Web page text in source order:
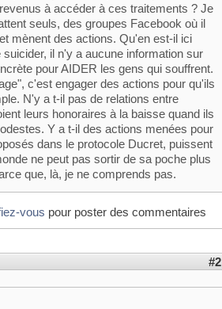
à accéder à ces traitements ? Je
seuls, des groupes Facebook où il
mènent des actions. Qu'en est-il ici
il n'y a aucune information sur
pour AIDER les gens qui souffrent.
c'est engager des actions pour qu'ils
N'y a t-il pas de relations entre
leurs honoraires à la baisse quand ils
Y a t-il des actions menées pour
dans le protocole Ducret, puissent
ne peut pas sortir de sa poche plus
que, là, je ne comprends pas.
vous pour poster des commentaires
#2